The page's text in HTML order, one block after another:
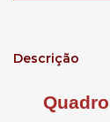
Descrição